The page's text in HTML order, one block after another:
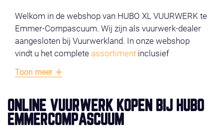
Welkom in de webshop van HUBO XL VUURWERK te
Emmer-Compascuum. Wij zijn als vuurwerk-dealer
aangesloten bij Vuurwerkland. In onze webshop
vindt u het complete assortiment inclusief
verschillende categorieën, zoals
lange wachtrijen en bestel uw vuurwerk online en
profiteer van super-acties en gratis vuurwerk. Het
vuurwerk ligt klaar op de door u gekozen afhaaldag
Toon meer
ONLINE VUURWERK KOPEN BIJ HUBO
EMMERCOMPASCUUM